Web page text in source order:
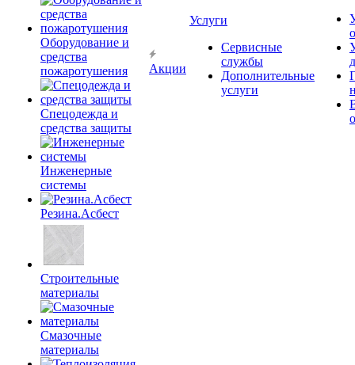
Оборудование и
средства
пожаротушения
Спецодежда и
средства защиты
Инженерные
системы
Резина.Асбест
Строительные
материалы
Смазочные
материалы
Акции
Услуги
Сервисные
службы
Дополнительные
услуги